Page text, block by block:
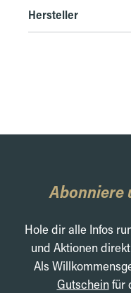
Hersteller
Abonniere
Hole dir alle Infos
und Aktionen
Als
Gutscheinfür